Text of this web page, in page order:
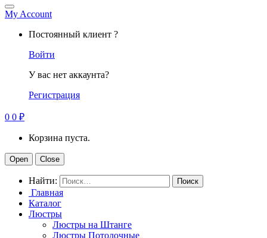
My Account
Постоянный клиент ?
Войти
У вас нет аккаунта?
Регистрация
0 0 ₽
Корзина пуста.
Open Close
Найти:
Главная
Каталог
Люстры
Люстры на Штанге
Люстры Потолочные